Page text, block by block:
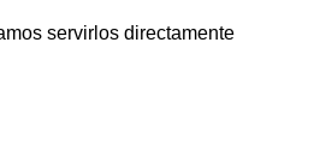
servirlos directamente